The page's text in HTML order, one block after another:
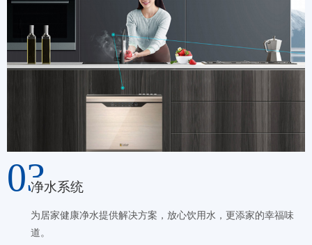
03净水系统
为居家健康净水提供解决方案，放心饮用水，更添家的幸福味
道。